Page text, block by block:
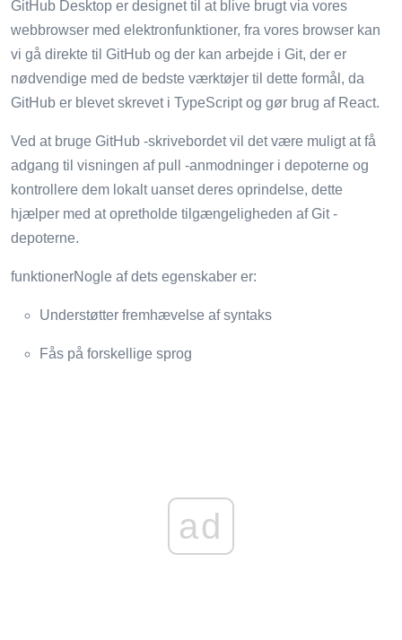
GitHub Desktop er designet til at blive brugt via vores
webbrowser med elektronfunktioner, fra vores browser kan
vi gå direkte til GitHub og der kan arbejde i Git, der er
nødvendige med de bedste værktøjer til dette formål, da
GitHub er blevet skrevet i TypeScript og gør brug af React.
Ved at bruge GitHub -skrivebordet vil det være muligt at få
adgang til visningen af ​​pull -anmodninger i depoterne og
kontrollere dem lokalt uanset deres oprindelse, dette
hjælper med at opretholde tilgængeligheden af ​​Git -
depoterne.
funktionerNogle af dets egenskaber er:
Understøtter fremhævelse af syntaks
Fås på forskellige sprog
ad